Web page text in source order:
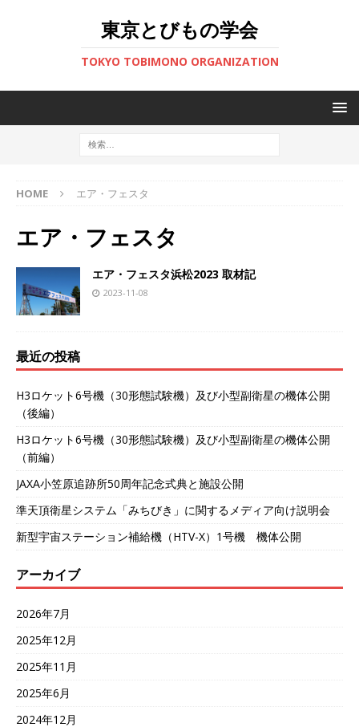
東京とびもの学会
TOKYO TOBIMONO ORGANIZATION
HOME エア・フェスタ
エア・フェスタ
エア・フェスタ浜松2023 取材記
2023-11-08
最近の投稿
H3ロケット6号機（30形態試験機）及び小型副衛星の機体公開
（後編）
H3ロケット6号機（30形態試験機）及び小型副衛星の機体公開
（前編）
JAXA小笠原追跡所50周年記念式典と施設公開
準天頂衛星システム「みちびき」に関するメディア向け説明会
新型宇宙ステーション補給機（HTV-X）1号機 機体公開
アーカイブ
2026年7月
2025年12月
2025年11月
2025年6月
2024年12月